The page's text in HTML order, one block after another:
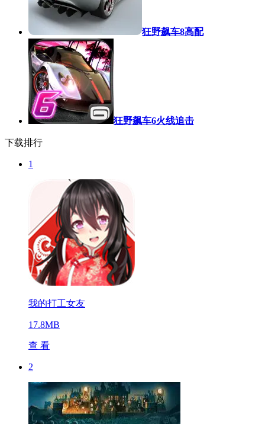
狂野飙车8高配
狂野飙车6火线追击
下载排行
1
我的打工女友
17.8MB
查 看
2